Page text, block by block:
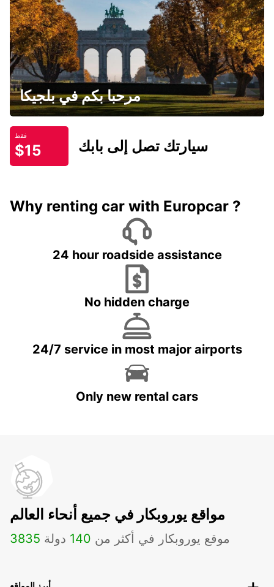
مرحبا بكم في بلجيكا
فقط
$15 سيارتك تصل إلى بابك
Why renting car with Europcar ?
24 hour roadside assistance
No hidden charge
24/7 service in most major airports
Only new rental cars
مواقع يوروبكار في جميع أنحاء العالم
3835 موقع يوروبكار في أكثر من 140 دولة